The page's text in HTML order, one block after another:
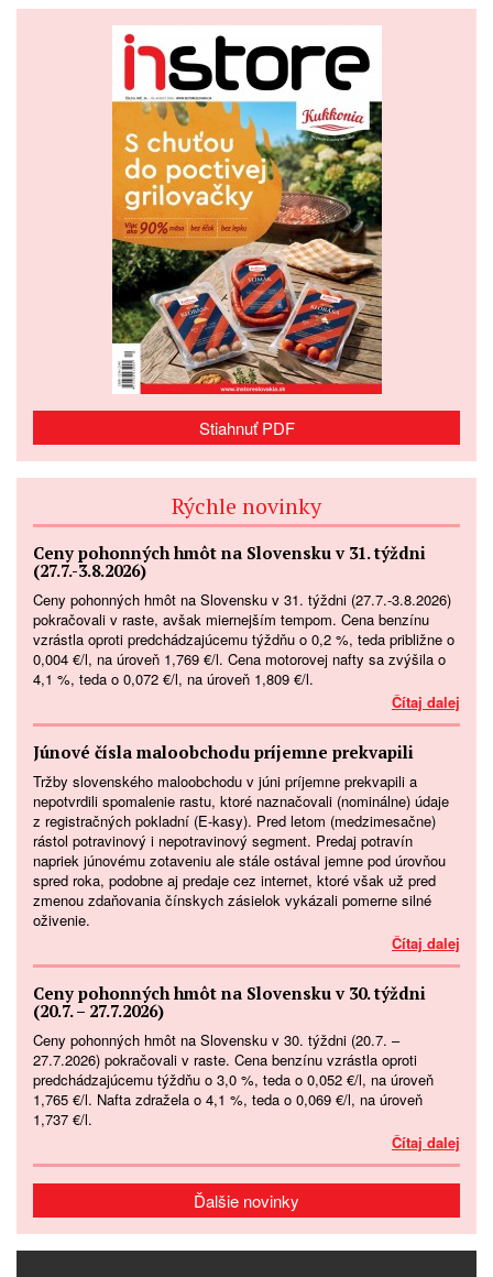
Stiahnuť PDF
Rýchle novinky
Ceny pohonných hmôt na Slovensku v 31. týždni
(27.7.-3.8.2026)
Ceny pohonných hmôt na Slovensku v 31. týždni (27.7.-3.8.2026)
pokračovali v raste, avšak miernejším tempom. Cena benzínu
vzrástla oproti predchádzajúcemu týždňu o 0,2 %, teda približne o
0,004 €/l, na úroveň 1,769 €/l. Cena motorovej nafty sa zvýšila o
4,1 %, teda o 0,072 €/l, na úroveň 1,809 €/l.
Čítaj dalej
Júnové čísla maloobchodu príjemne prekvapili
Tržby slovenského maloobchodu v júni príjemne prekvapili a
nepotvrdili spomalenie rastu, ktoré naznačovali (nominálne) údaje
z registračných pokladní (E-kasy). Pred letom (medzimesačne)
rástol potravinový i nepotravinový segment. Predaj potravín
napriek júnovému zotaveniu ale stále ostával jemne pod úrovňou
spred roka, podobne aj predaje cez internet, ktoré však už pred
zmenou zdaňovania čínskych zásielok vykázali pomerne silné
oživenie.
Čítaj dalej
Ceny pohonných hmôt na Slovensku v 30. týždni
(20.7. – 27.7.2026)
Ceny pohonných hmôt na Slovensku v 30. týždni (20.7. –
27.7.2026) pokračovali v raste. Cena benzínu vzrástla oproti
predchádzajúcemu týždňu o 3,0 %, teda o 0,052 €/l, na úroveň
1,765 €/l. Nafta zdražela o 4,1 %, teda o 0,069 €/l, na úroveň
1,737 €/l.
Čítaj dalej
Ďalšie novinky